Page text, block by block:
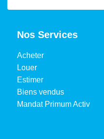
Nos Services
Acheter
Louer
Estimer
Biens vendus
Mandat Primum Activ